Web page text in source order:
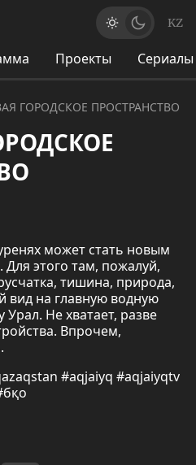
KZ
Проекты Сериалы
ГОРОДСКОЕ ПРОСТРАНСТВО
может стать новым
этого там, пожалуй,
тишина, природа,
вид на главную водную
Не хватает, разве
Впрочем,
#aqjaiyq #aqjaiyqtv